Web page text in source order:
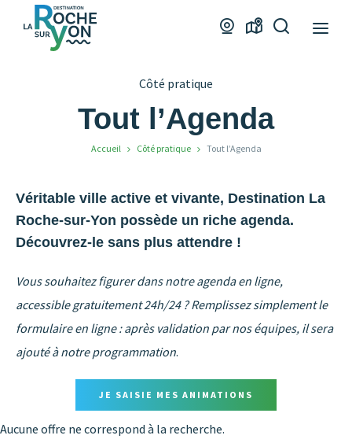
Office
de
Webcams
Carte
Côté pratique
Tout l’Agenda
Accueil Côté pratique Tout l’Agenda
Véritable ville active et vivante, Destination La
Roche-sur-Yon possède un riche agenda.
Découvrez-le sans plus attendre !
Vous souhaitez figurer dans notre agenda en ligne,
accessible gratuitement 24h/24 ? Remplissez simplement le
formulaire en ligne : après validation par nos équipes, il sera
ajouté à notre programmation.
JE SAISIE MES ANIMATIONS
Aucune offre ne correspond à la recherche.